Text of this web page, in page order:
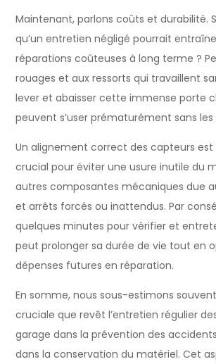
Maintenant, parlons coûts et durabilité.
qu’un entretien négligé pourrait
réparations coûteuses à long terme ?
rouages et aux ressorts qui travaillent
lever et abaisser cette immense porte
peuvent s’user prématurément sans les
Un alignement correct des capteurs
crucial pour éviter une usure inutile du
autres composantes mécaniques due
et arrêts forcés ou inattendus. Par
quelques minutes pour vérifier et
peut prolonger sa durée de vie tout en
dépenses futures en réparation.
En somme, nous sous-estimons
cruciale que revêt l’entretien régulier
garage dans la prévention des
dans la conservation du matériel. Cet